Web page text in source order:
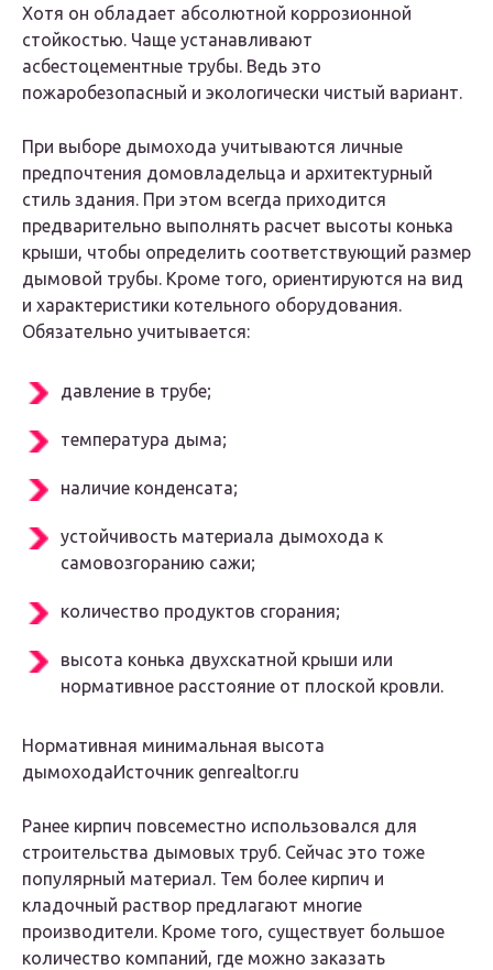
Хотя он обладает абсолютной коррозионной
стойкостью. Чаще устанавливают
асбестоцементные трубы. Ведь это
пожаробезопасный и экологически чистый вариант.
При выборе дымохода учитываются личные
предпочтения домовладельца и архитектурный
стиль здания. При этом всегда приходится
предварительно выполнять расчет высоты конька
крыши, чтобы определить соответствующий размер
дымовой трубы. Кроме того, ориентируются на вид
и характеристики котельного оборудования.
Обязательно учитывается:
давление в трубе;
температура дыма;
наличие конденсата;
устойчивость материала дымохода к
самовозгоранию сажи;
количество продуктов сгорания;
высота конька двухскатной крыши или
нормативное расстояние от плоской кровли.
Нормативная минимальная высота
дымоходаИсточник genrealtor.ru
Ранее кирпич повсеместно использовался для
строительства дымовых труб. Сейчас это тоже
популярный материал. Тем более кирпич и
кладочный раствор предлагают многие
производители. Кроме того, существует большое
количество компаний, где можно заказать